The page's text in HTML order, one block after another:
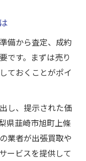
備から査定、成約
です。まずは売り
ておくことがポイ
し、提示された価
県韮崎市旭町上條
業者が出張買取や
ービスを提供して